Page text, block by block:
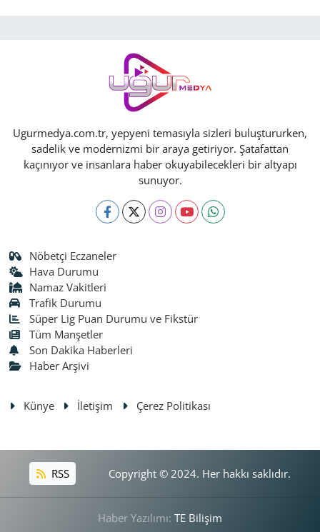
Ugurmedya.com.tr, yepyeni temasıyla sizleri buluştururken,
sadelik ve modernizmi bir araya getiriyor. Şatafattan
kaçınıyor ve insanlara haber okuyabilecekleri bir altyapı
sunuyor.
Nöbetçi Eczaneler
Hava Durumu
Namaz Vakitleri
Trafik Durumu
Süper Lig Puan Durumu ve Fikstür
Tüm Manşetler
Son Dakika Haberleri
Haber Arşivi
Künye İletişim Çerez Politikası
RSS Copyright © 2024. Her hakkı saklıdır.
Haber Yazılımı: TE Bilişim